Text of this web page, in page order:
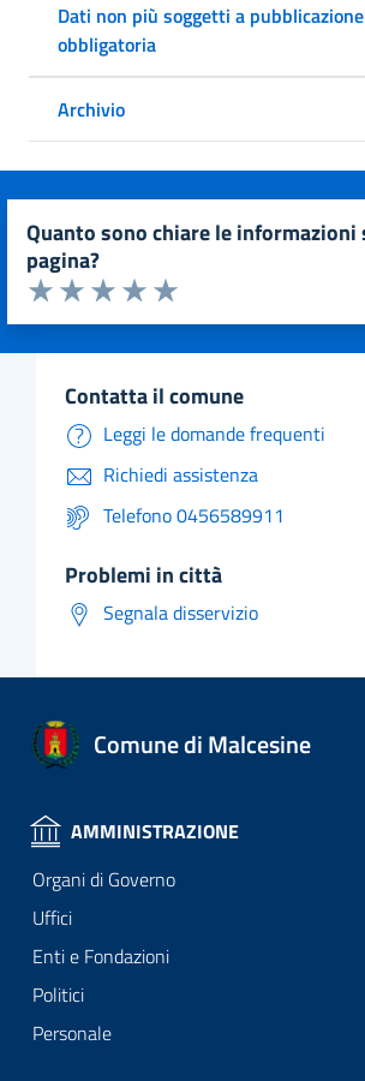
Dati non più soggetti a pubblicazione
obbligatoria
Archivio
quanto sono chiare le informazioni su questa
pagina?
Valuta da 1 a 5 stelle la pagina
Valuta 5 stelle su 5
Valuta 4 stelle su 5
Valuta 3 stelle su 5
Valuta 2 stelle su 5
Valuta 1 stelle su 5
contatta il comune
Leggi le domande frequenti
Richiedi assistenza
Telefono 0456589911
problemi in città
Segnala disservizio
Comune di Malcesine
AMMINISTRAZIONE
Organi di Governo
Uffici
Enti e Fondazioni
Politici
Personale